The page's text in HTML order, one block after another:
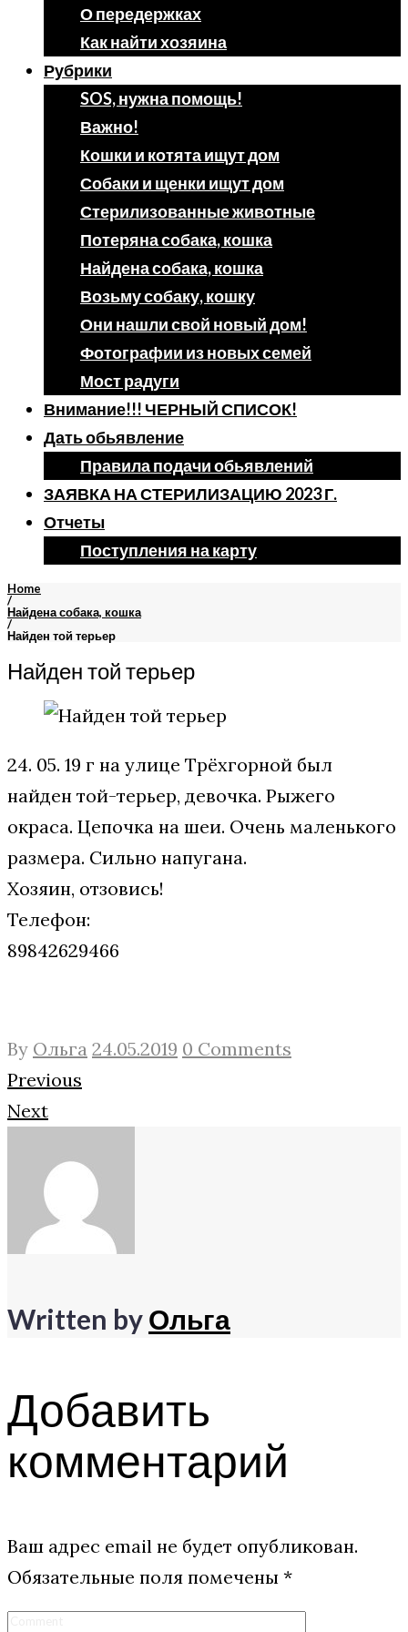
О передержках
Как найти хозяина
Рубрики
SOS, нужна помощь!
Важно!
Кошки и котята ищут дом
Собаки и щенки ищут дом
Стерилизованные животные
Потеряна собака, кошка
Найдена собака, кошка
Возьму собаку, кошку
Они нашли свой новый дом!
Фотографии из новых семей
Мост радуги
Внимание!!! ЧЕРНЫЙ СПИСОК!
Дать обьявление
Правила подачи обьявлений
ЗАЯВКА НА СТЕРИЛИЗАЦИЮ 2023 Г.
Отчеты
Поступления на карту
Home
/
Найдена собака, кошка
/
Найден той терьер
Найден той терьер
24. 05. 19 г на улице Трёхгорной был
найден той-терьер, девочка. Рыжего
окраса. Цепочка на шеи. Очень маленького
размера. Сильно напугана.
Хозяин, отзовись!
Телефон:
89842629466
By Ольга 24.05.2019 0 Comments
Facebook
Twitter
Google+
Навигация
по
записям
Previous
Next
Written byОльга
Добавить
комментарий
Ваш адрес email не будет опубликован.
Обязательные поля помечены *